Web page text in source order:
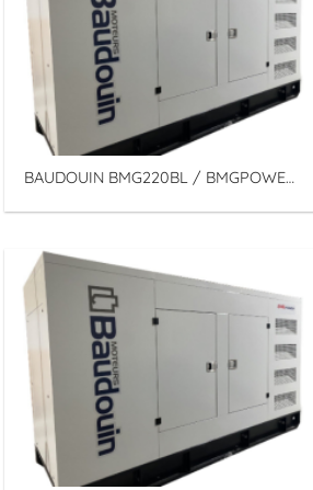
BAUDOUIN BMG220BL / BMGPOWER
Baudouin động cơ Diezen